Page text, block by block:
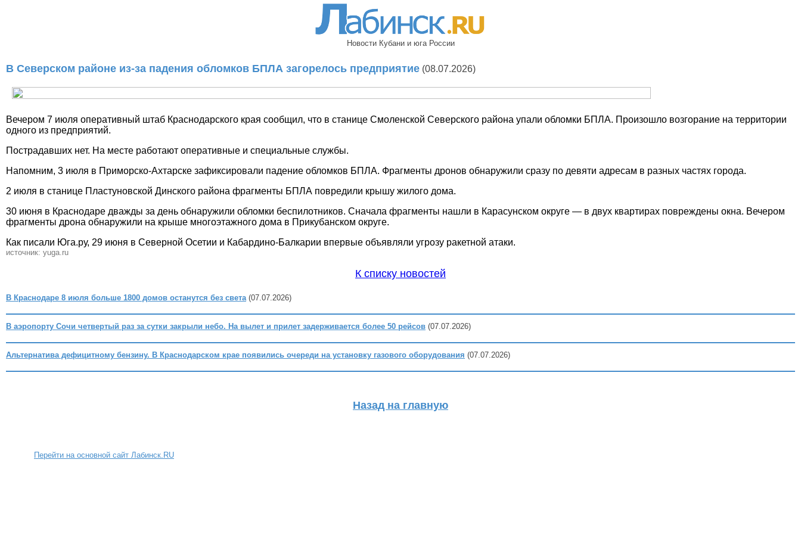
Новости Кубани и юга России
В Северском районе из-за падения обломков БПЛА загорелось предприятие (08.07.2026)
Вечером 7 июля оперативный штаб Краснодарского края сообщил, что в станице Смоленской Северского района упали обломки БПЛА. Произошло возгорание на территории
одного из предприятий.
Пострадавших нет. На месте работают оперативные и специальные службы.
Напомним, 3 июля в Приморско-Ахтарске зафиксировали падение обломков БПЛА. Фрагменты дронов обнаружили сразу по девяти адресам в разных частях города.
2 июля в станице Пластуновской Динского района фрагменты БПЛА повредили крышу жилого дома.
30 июня в Краснодаре дважды за день обнаружили обломки беспилотников. Сначала фрагменты нашли в Карасунском округе — в двух квартирах повреждены окна. Вечером
фрагменты дрона обнаружили на крыше многоэтажного дома в Прикубанском округе.
Как писали Юга.ру, 29 июня в Северной Осетии и Кабардино-Балкарии впервые объявляли угрозу ракетной атаки.
источник: yuga.ru
К списку новостей
В Краснодаре 8 июля больше 1800 домов останутся без света (07.07.2026)
В аэропорту Сочи четвертый раз за сутки закрыли небо. На вылет и прилет задерживается более 50 рейсов (07.07.2026)
Альтернатива дефицитному бензину. В Краснодарском крае появились очереди на установку газового оборудования (07.07.2026)
Назад на главную
Перейти на основной сайт Лабинск.RU